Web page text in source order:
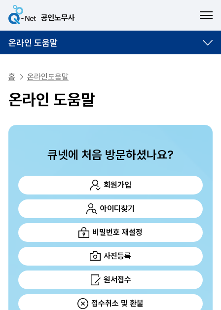
온라인 도움말
홈 온라인도움말
온라인 도움말
큐넷에 처음 방문하셨나요?
회원가입
아이디찾기
비밀번호 재설정
사진등록
원서접수
접수취소 및 환불